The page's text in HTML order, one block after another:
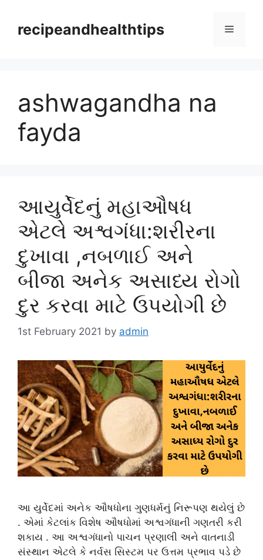
contentrecipeandhealthtips Menu
ashwagandha na
fayda
આયુર્વેદનું મહાઔષધ
એટલે અશ્વગંધા:શરીરના
દુખાવા ,નબળાઈ અને
બીજા અનેક અસાધ્ય રોગો
દુર કરવા માટે ઉપયોગી છે
1st February 2021 by admin
આ યુર્વેદમાં અનેક ઔષધોના ગુણધર્મનું નિરૂપણ થયેલું છે
. એમાં કેટલાંક વિશેષ ઔષધોમાં અશ્વગંધાની ગણતરી કરી
શકાય . આ અશ્વગંધાનો પાચન પ્રણાલી અને વાતનાડી
સંસ્થાન એટલે કે નર્વસ સિસ્ટમ પર ઉત્તમ પ્રભાવ પડે છે